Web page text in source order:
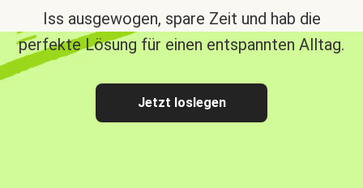
Iss ausgewogen, spare Zeit und hab die
perfekte Lösung für einen entspannten Alltag.
Jetzt loslegen